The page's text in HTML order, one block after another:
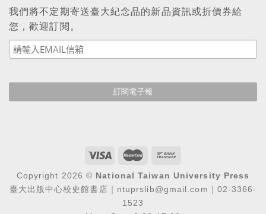
我們將不定期寄送臺大紀念品的新品資訊或折價券給
您，歡迎訂閱。
Copyright 2026 © National Taiwan University Press
臺大出版中心校史館書店｜ntuprslib@gmail.com｜02-3366-
1523